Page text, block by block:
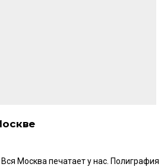
Москва печатает у нас. Полиграфия